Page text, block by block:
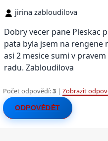
jirina zabloudilova
Dobry vecer pane Pleskac
pata byla jsem na rengene
asi 2 mesice sumi v
radu. Zabloudilova
Počet odpovědí:3 |Zobrazit
ODPOVĚDĚT